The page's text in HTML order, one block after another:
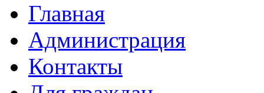
Главная
Администрация
Контакты